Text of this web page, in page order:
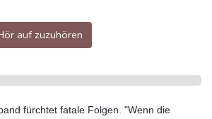
auf zuzuhören
fürchtet fatale Folgen. "Wenn die